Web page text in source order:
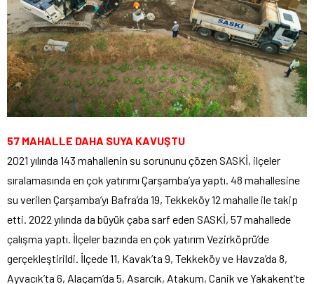
57 MAHALLE DAHA SUYA KAVUŞTU
2021 yılında 143 mahallenin su sorununu çözen SASKİ, ilçeler
sıralamasında en çok yatırımı Çarşamba’ya yaptı. 48 mahallesine
su verilen Çarşamba’yı Bafra’da 19, Tekkeköy 12 mahalle ile takip
etti. 2022 yılında da büyük çaba sarf eden SASKİ, 57 mahallede
çalışma yaptı. İlçeler bazında en çok yatırım Vezirköprü’de
gerçekleştirildi. İlçede 11, Kavak’ta 9, Tekkeköy ve Havza’da 8,
Ayvacık’ta 6, Alaçam’da 5, Asarcık, Atakum, Canik ve Yakakent’te